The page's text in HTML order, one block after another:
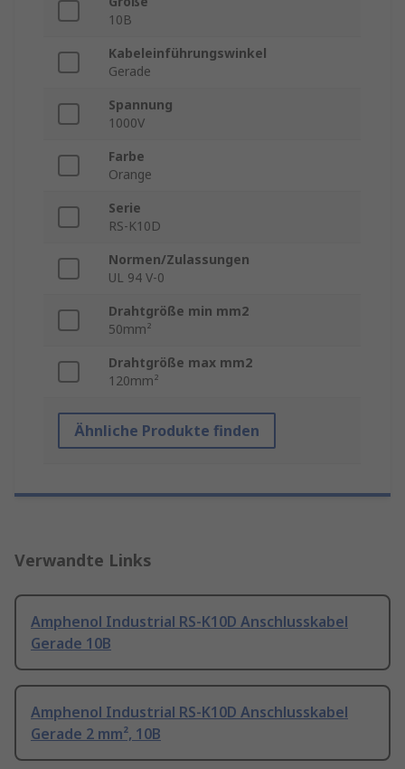
10B
Kabeleinführungswinkel
Gerade
Spannung
1000V
Farbe
Orange
Serie
RS-K10D
Normen/Zulassungen
UL 94 V-0
Drahtgröße min mm2
50mm²
Drahtgröße max mm2
120mm²
Ähnliche Produkte finden
Verwandte Links
Amphenol Industrial RS-K10D Anschlusskabel
Gerade 10B
Amphenol Industrial RS-K10D Anschlusskabel
Gerade 2 mm², 10B